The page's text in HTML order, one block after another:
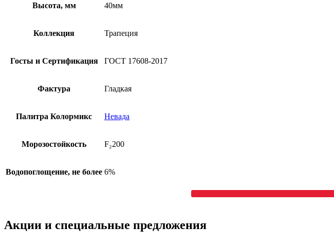
Высота, мм 40мм
Коллекция Трапеция
Госты и Сертификация ГОСТ 17608-2017
Фактура Гладкая
Палитра Колормикс Невада
Морозостойкость F₂200
Водопоглощение, не более 6%
Акции и специальные предложения